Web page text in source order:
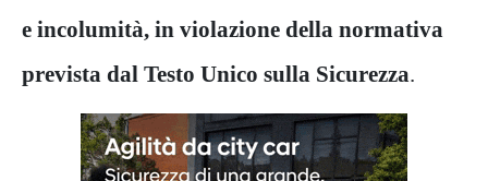
e incolumità, in violazione della normativa
prevista dal Testo Unico sulla Sicurezza.